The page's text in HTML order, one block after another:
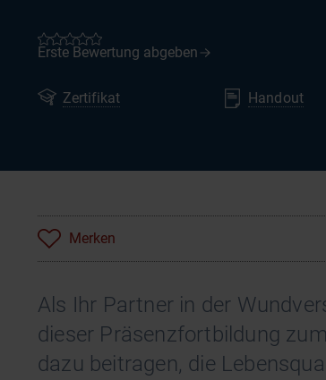
Zertifikat Handout
Merken
Als Ihr Partner in der
dieser Präsenzfortbildung
dazu beitragen, die